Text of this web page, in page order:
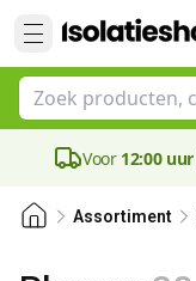
Voor 12:00 uur
Assortiment